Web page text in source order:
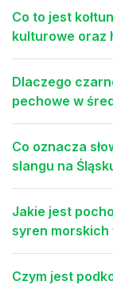
Co to jest
kulturowe oraz
Dlaczego
pechowe w
Co oznacza
slangu na
Jakie jest
syren morskich
Czym jest